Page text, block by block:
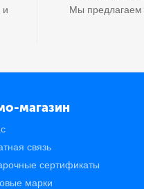
и
Мы предлагаем
магазин
связь
сертификаты
марки